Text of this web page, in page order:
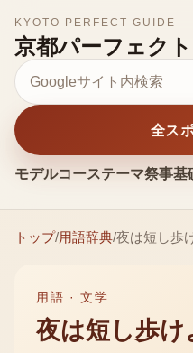
KYOTO PERFECT GUIDE
京都パーフェク
モデルコーステーマ祭事基
サイト内検索
全ス
トップ/用語辞典/夜は短し歩
用語 ·文学
夜は短し歩け